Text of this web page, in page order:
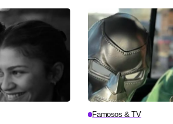
Famosos & TV